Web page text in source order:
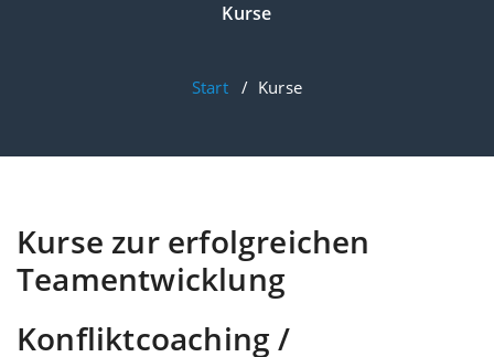
Kurse
Start/ Kurse
Kurse zur erfolgreichen
Teamentwicklung
Konfliktcoaching /